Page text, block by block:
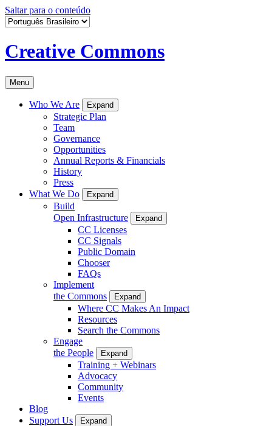
Saltar para o conteúdo
Creative Commons
Menu
Who We Are Expand
Strategic Plan
Team
Governance
Opportunities
Annual Reports & Financials
History
Press
What We Do
Expand
Build
Open Infrastructure
Expand
CC Licenses
CC Signals
Public Domain
Chooser
FAQs
Implement
the Commons
Expand
Where CC Makes An Impact
Resources
Search the Commons
Engage
the People
Expand
Training + Webinars
Advocacy
Community
Events
Blog
Support Us
Expand